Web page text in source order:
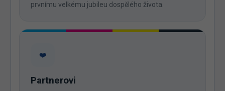
prvnímu velkému jubileu dospělého života.
❤️
Partnerovi